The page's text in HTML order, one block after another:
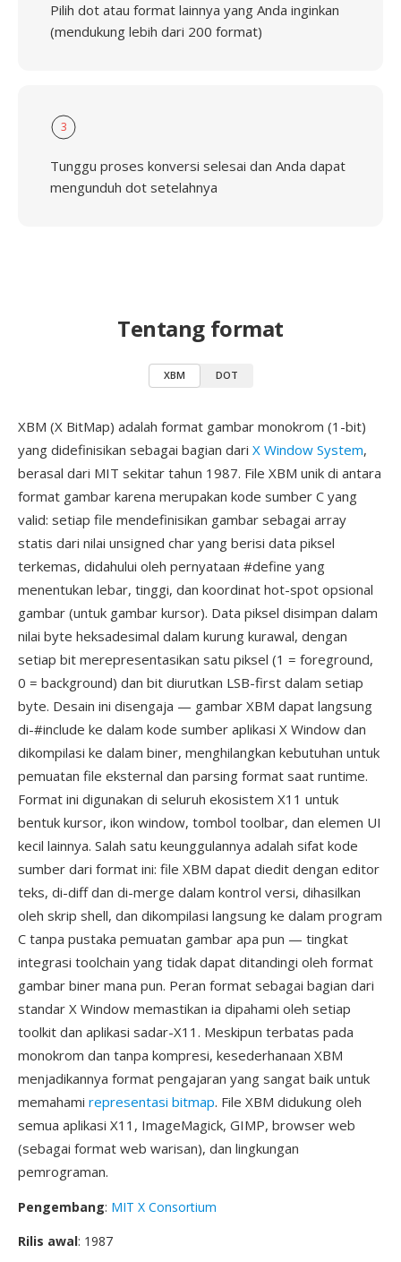
Pilih dot atau format lainnya yang Anda inginkan
(mendukung lebih dari 200 format)
3
Tunggu proses konversi selesai dan Anda dapat
mengunduh dot setelahnya
Tentang format
XBM DOT
XBM (X BitMap) adalah format gambar monokrom (1-bit)
yang didefinisikan sebagai bagian dari X Window System,
berasal dari MIT sekitar tahun 1987. File XBM unik di antara
format gambar karena merupakan kode sumber C yang
valid: setiap file mendefinisikan gambar sebagai array
statis dari nilai unsigned char yang berisi data piksel
terkemas, didahului oleh pernyataan #define yang
menentukan lebar, tinggi, dan koordinat hot-spot opsional
gambar (untuk gambar kursor). Data piksel disimpan dalam
nilai byte heksadesimal dalam kurung kurawal, dengan
setiap bit merepresentasikan satu piksel (1 = foreground,
0 = background) dan bit diurutkan LSB-first dalam setiap
byte. Desain ini disengaja — gambar XBM dapat langsung
di-#include ke dalam kode sumber aplikasi X Window dan
dikompilasi ke dalam biner, menghilangkan kebutuhan untuk
pemuatan file eksternal dan parsing format saat runtime.
Format ini digunakan di seluruh ekosistem X11 untuk
bentuk kursor, ikon window, tombol toolbar, dan elemen UI
kecil lainnya. Salah satu keunggulannya adalah sifat kode
sumber dari format ini: file XBM dapat diedit dengan editor
teks, di-diff dan di-merge dalam kontrol versi, dihasilkan
oleh skrip shell, dan dikompilasi langsung ke dalam program
C tanpa pustaka pemuatan gambar apa pun — tingkat
integrasi toolchain yang tidak dapat ditandingi oleh format
gambar biner mana pun. Peran format sebagai bagian dari
standar X Window memastikan ia dipahami oleh setiap
toolkit dan aplikasi sadar-X11. Meskipun terbatas pada
monokrom dan tanpa kompresi, kesederhanaan XBM
menjadikannya format pengajaran yang sangat baik untuk
memahami representasi bitmap. File XBM didukung oleh
semua aplikasi X11, ImageMagick, GIMP, browser web
(sebagai format web warisan), dan lingkungan
pemrograman.
Pengembang: MIT X Consortium
Rilis awal: 1987